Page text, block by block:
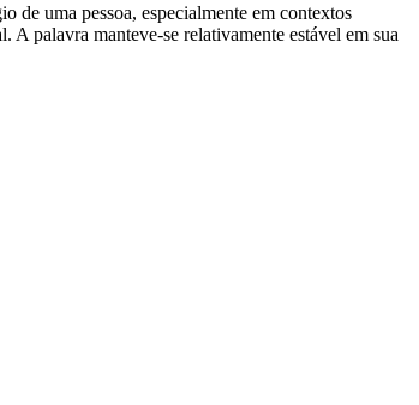
de uma pessoa, especialmente em contextos
palavra manteve-se relativamente estável em sua